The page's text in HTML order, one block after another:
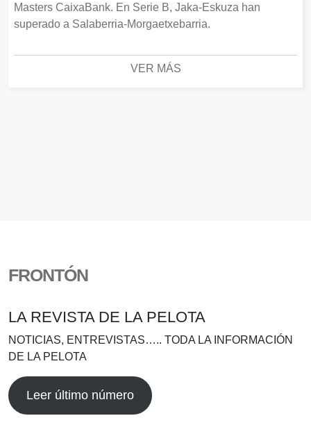
Masters CaixaBank. En Serie B, Jaka-Eskuza han
superado a Salaberria-Morgaetxebarria.
VER MÁS
FRONTÓN
LA REVISTA DE LA PELOTA
NOTICIAS, ENTREVISTAS….. TODA LA INFORMACIÓN
DE LA PELOTA
Leer último número